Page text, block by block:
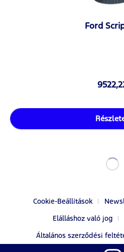
Ford
Cookie-Beállítások
Elálláshoz való jog
Általános szerződési